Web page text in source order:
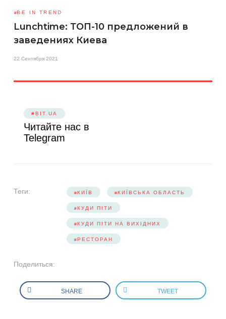
BE IN TREND
Lunchtime: ТОП-10 предложений в
заведениях Киева
22 Сентября 2021
#BIT.UA
Читайте нас в
Telegram
Теги: КИЇВ КИЇВСЬКА ОБЛАСТЬ
КУДИ ПІТИ
КУДИ ПІТИ НА ВИХІДНИХ
РЕСТОРАН
Поделиться:
SHARE TWEET